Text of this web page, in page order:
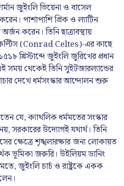
জুইংলি ভিয়েনা ও বাসেল
পাশাপাশি গ্রিক ও ল্যাটিন
করেন। তিনি ছাত্রাবস্থায়
(Conrad Celtes)-এর কাছে
খ্রিস্টাব্দে জুইংলি জুরিখের প্রধান
সময় থেকেই তিনি সুইটজারল্যান্ডের
দেখে ধর্মসংস্কার আন্দোলন শুরু
যে, ক্যাথলিক ধর্মমতের সংস্কার
সরকারের উদ্যোগই যথার্থ। তিনি
ক্ষেত্রে শৃঙ্খলারক্ষার জন্য লোকায়ত
ভূমিকা জরুরি। উইলিয়ম ডানিং
জুইংলি চার্চ ও রাষ্ট্রকে একক